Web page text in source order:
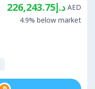
د.إ226,243.75 AED
4.9% below market